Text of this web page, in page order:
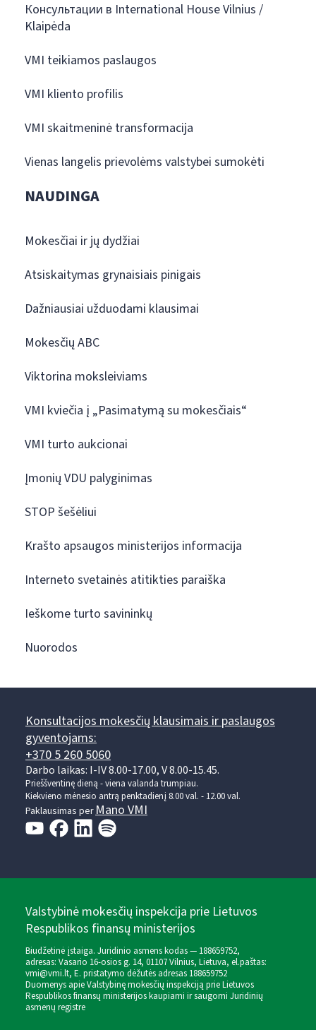
Консультации в International House Vilnius /
Klaipėda
VMI teikiamos paslaugos
VMI kliento profilis
VMI skaitmeninė transformacija
Vienas langelis prievolėms valstybei sumokėti
NAUDINGA
Mokesčiai ir jų dydžiai
Atsiskaitymas grynaisiais pinigais
Dažniausiai užduodami klausimai
Mokesčių ABC
Viktorina moksleiviams
VMI kviečia į „Pasimatymą su mokesčiais“
VMI turto aukcionai
Įmonių VDU palyginimas
STOP šešėliui
Krašto apsaugos ministerijos informacija
Interneto svetainės atitikties paraiška
Ieškome turto savininkų
Nuorodos
Konsultacijos mokesčių klausimais ir paslaugos
gyventojams:
+370 5 260 5060
Darbo laikas: I-IV 8.00-17.00, V 8.00-15.45.
Prieššventinę dieną - viena valanda trumpiau.
Kiekvieno mėnesio antrą penktadienį 8.00 val. - 12.00 val.
Paklausimas perMano VMI
Valstybinė mokesčių inspekcija prie Lietuvos
Respublikos finansų ministerijos
Biudžetinė įstaiga. Juridinio asmens kodas — 188659752,
adresas: Vasario 16-osios g. 14, 01107 Vilnius, Lietuva, el.paštas:
vmi@vmi.lt, E. pristatymo dėžutės adresas 188659752
Duomenys apie Valstybinę mokesčių inspekciją prie Lietuvos
Respublikos finansų ministerijos kaupiami ir saugomi Juridinių
asmenų registre